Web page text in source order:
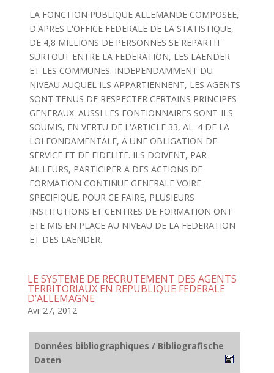
LA FONCTION PUBLIQUE ALLEMANDE COMPOSEE,
D'APRES L'OFFICE FEDERALE DE LA STATISTIQUE,
DE 4,8 MILLIONS DE PERSONNES SE REPARTIT
SURTOUT ENTRE LA FEDERATION, LES LAENDER
ET LES COMMUNES. INDEPENDAMMENT DU
NIVEAU AUQUEL ILS APPARTIENNENT, LES AGENTS
SONT TENUS DE RESPECTER CERTAINS PRINCIPES
GENERAUX. AUSSI LES FONTIONNAIRES SONT-ILS
SOUMIS, EN VERTU DE L'ARTICLE 33, AL. 4 DE LA
LOI FONDAMENTALE, A UNE OBLIGATION DE
SERVICE ET DE FIDELITE. ILS DOIVENT, PAR
AILLEURS, PARTICIPER A DES ACTIONS DE
FORMATION CONTINUE GENERALE VOIRE
SPECIFIQUE. POUR CE FAIRE, PLUSIEURS
INSTITUTIONS ET CENTRES DE FORMATION ONT
ETE MIS EN PLACE AU NIVEAU DE LA FEDERATION
ET DES LAENDER.
LE SYSTEME DE RECRUTEMENT DES AGENTS
TERRITORIAUX EN REPUBLIQUE FEDERALE
D’ALLEMAGNE
Avr 27, 2012
Données bibliographiques / Bibliografische
Daten